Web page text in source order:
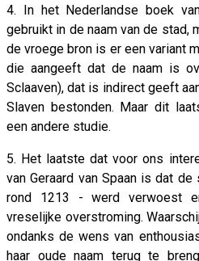
4. In het Nederlandse boek
gebruikt in de naam van de stad,
de vroege bron is er een variant
die aangeeft dat de naam is
Sclaaven), dat is indirect geeft
Slaven bestonden. Maar dit
een andere studie.
5. Het laatste dat voor ons
van Geraard van Spaan is dat
rond 1213 - werd verwoest
vreselijke overstroming.
ondanks de wens van
haar oude naam terug te